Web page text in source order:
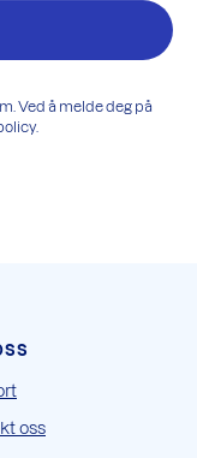
Ved å melde deg på
oss